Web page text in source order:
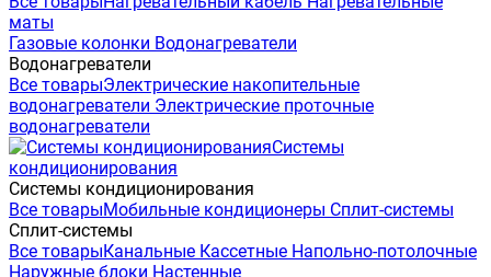
маты
Газовые колонки Водонагреватели
Водонагреватели
Все товарыЭлектрические накопительные
водонагреватели Электрические проточные
водонагреватели
Системы
кондиционирования
Системы кондиционирования
Все товарыМобильные кондиционеры Сплит-системы
Сплит-системы
Все товарыКанальные Кассетные Напольно-потолочные
Наружные блоки Настенные